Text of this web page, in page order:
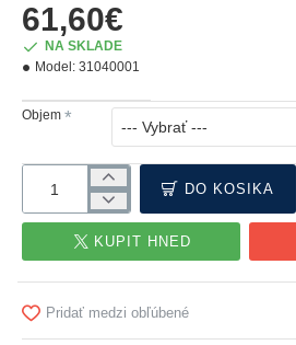
61,60€
NA SKLADE
Model: 31040001
Objem
DO KOŠÍKA
KÚPIŤ HNEĎ
Pridať medzi obľúbené